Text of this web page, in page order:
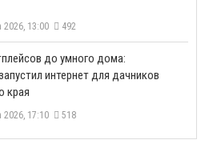
2026, 13:00 492
до умного дома:
интернет для дачников
края
2026, 17:10 518